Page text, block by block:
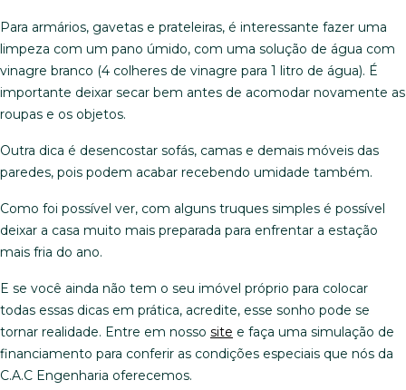
Para armários, gavetas e prateleiras, é interessante fazer uma
limpeza com um pano úmido, com uma solução de água com
vinagre branco (4 colheres de vinagre para 1 litro de água). É
importante deixar secar bem antes de acomodar novamente as
roupas e os objetos.
Outra dica é desencostar sofás, camas e demais móveis das
paredes, pois podem acabar recebendo umidade também.
Como foi possível ver, com alguns truques simples é possível
deixar a casa muito mais preparada para enfrentar a estação
mais fria do ano.
E se você ainda não tem o seu imóvel próprio para colocar
todas essas dicas em prática, acredite, esse sonho pode se
tornar realidade. Entre em nosso site e faça uma simulação de
financiamento para conferir as condições especiais que nós da
C.A.C Engenharia oferecemos.